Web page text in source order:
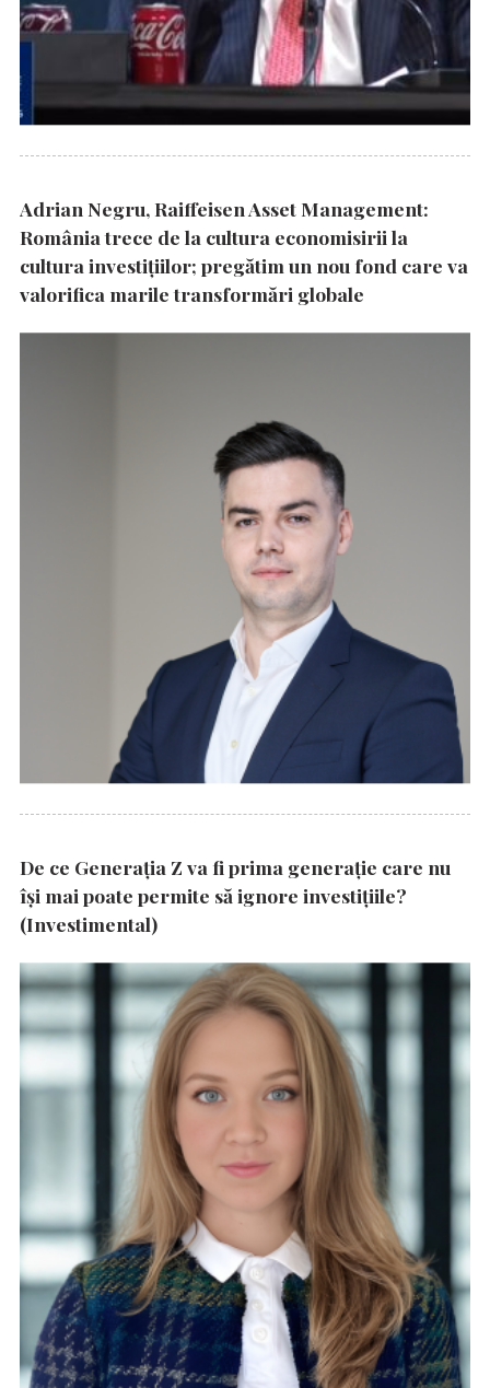
Adrian Negru, Raiffeisen Asset Management:
România trece de la cultura economisirii la
cultura investițiilor; pregătim un nou fond care va
valorifica marile transformări globale
De ce Generația Z va fi prima generație care nu
își mai poate permite să ignore investițiile?
(Investimental)